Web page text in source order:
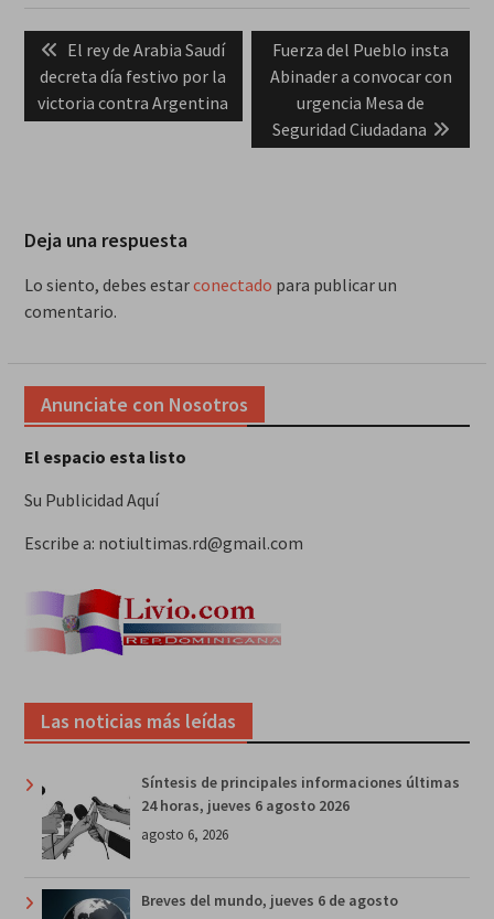
Navegación
de
entradas
Previous
post:
El rey de Arabia Saudí
decreta día festivo por la
victoria contra Argentina
Next
post:
Fuerza del Pueblo insta
Abinader a convocar con
urgencia Mesa de
Seguridad Ciudadana
Deja una respuesta
Lo siento, debes estarconectado para publicar un
comentario.
Anunciate con Nosotros
El espacio esta listo
Su Publicidad Aquí
Escribe a: notiultimas.rd@gmail.com
Las noticias más leídas
Síntesis de principales informaciones últimas
24 horas, jueves 6 agosto 2026
agosto 6, 2026
Breves del mundo, jueves 6 de agosto